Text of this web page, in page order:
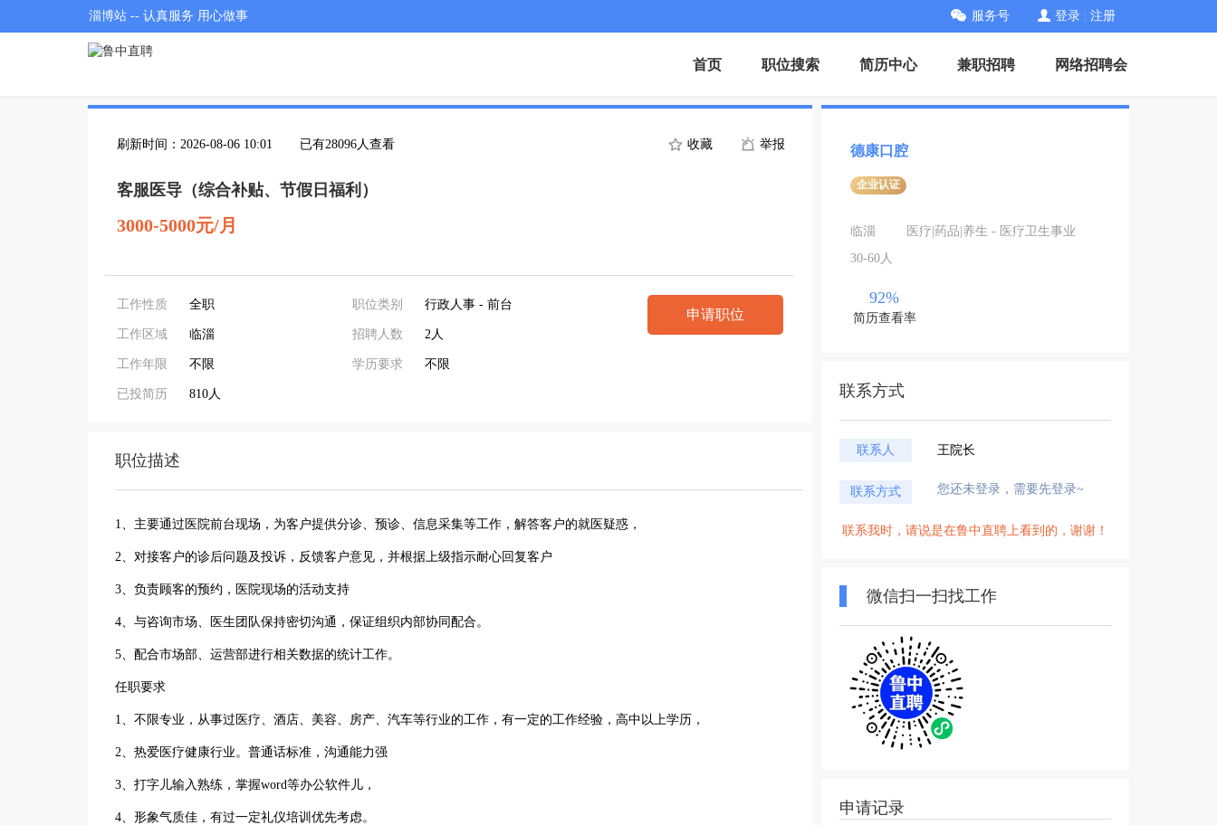
淄博站 -- 认真服务 用心做事 服务号 登录 注册
首页 职位搜索 简历中心 兼职招聘 网络招聘会
刷新时间：2026-08-06 10:01 已有28096人查看 收藏 举报
客服医导（综合补贴、节假日福利）
3000-5000元/月
工作性质 全职
工作区域 临淄
工作年限 不限
已投简历 810人
职位类别 行政人事 - 前台
招聘人数 2人
学历要求 不限
申请职位
职位描述
1、主要通过医院前台现场，为客户提供分诊、预诊、信息采集等工作，解答客户的就医疑惑，
2、对接客户的诊后问题及投诉，反馈客户意见，并根据上级指示耐心回复客户
3、负责顾客的预约，医院现场的活动支持
4、与咨询市场、医生团队保持密切沟通，保证组织内部协同配合。
5、配合市场部、运营部进行相关数据的统计工作。
任职要求
1、不限专业，从事过医疗、酒店、美容、房产、汽车等行业的工作，有一定的工作经验，高中以上学历，
2、热爱医疗健康行业。普通话标准，沟通能力强
3、打字儿输入熟练，掌握word等办公软件儿，
4、形象气质佳，有过一定礼仪培训优先考虑。
德康口腔
企业认证
临淄
医疗|药品|养生 - 医疗卫生事业
30-60人
92%
简历查看率
联系方式
联系人 王院长
联系方式 您还未登录，需要先登录~
联系我时，请说是在鲁中直聘上看到的，谢谢！
微信扫一扫找工作
申请记录